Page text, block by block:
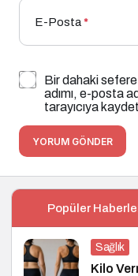
E-Posta*
Bir dahaki sefere
adımı, e-posta
tarayıcıya
YORUM GÖNDER
Popüler
Sağlık
Kilo